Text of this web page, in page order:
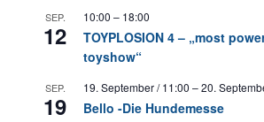
SEP.
12
10:00 – 18:00
TOYPLOSION 4 – „most
toyshow“
SEP.
19
19. September / 11:00 –20.
Bello -Die Hundemesse